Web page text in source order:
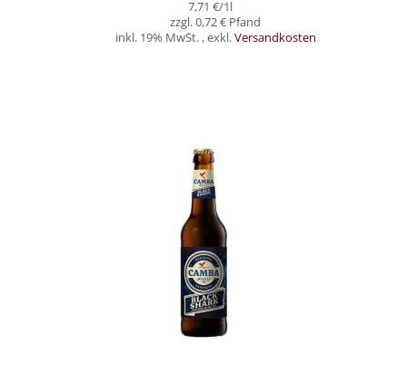
7,71 €/1l
0,72 €
inkl. 19% MwSt. ,exkl.Versandkosten